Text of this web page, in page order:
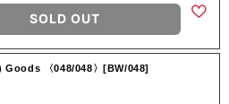
SOLD OUT
Goods 〈048/048〉[BW/048]